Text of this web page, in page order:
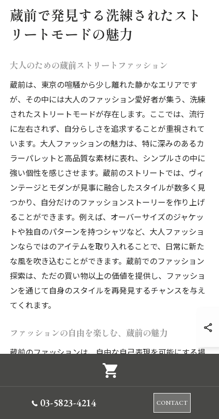
蔵前で発見する洗練されたスト
リートモードの魅力
大人のための蔵前ストリートファッション
蔵前は、東京の喧騒から少し離れた静かなエリアです
が、その中には大人のファッション愛好者が集う、洗練
されたストリートモードが存在します。ここでは、流行
に左右されず、自分らしさを追求することが重視されて
います。大人ファッションの魅力は、特に深みのあるカ
ラーパレットと高品質な素材に表れ、シンプルさの中に
強い個性を感じさせます。蔵前のストリートでは、ヴィ
ンテージとモダンが見事に融合したスタイルが数多く見
つかり、自分だけのファッションストーリーを作り上げ
ることができます。例えば、オーバーサイズのジャケッ
トや独自のパターンを持つシャツなど、大人ファッショ
ンならではのアイテムを取り入れることで、日常に新た
な風を吹き込むことができます。蔵前でのファッション
探索は、ただの買い物以上の価値を提供し、ファッショ
ンを通じて自身のスタイルを再発見するチャンスを与え
てくれます。
ファッションの自由を楽しむ、蔵前の魅力
蔵前のファッションは、自由な自己表現を可能にする場
として、多くのファッション愛好者を魅了しています。
このエリアでは、個性的なデザインを取り入れたアトリ
エやセレクトショップが多く、訪れるたびに新しい発見
があるのが特徴です。大人ファッションの真髄は、その
03-5823-4214 CONTACT